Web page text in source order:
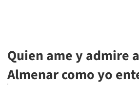
Quien ame y admire
Almenar como yo